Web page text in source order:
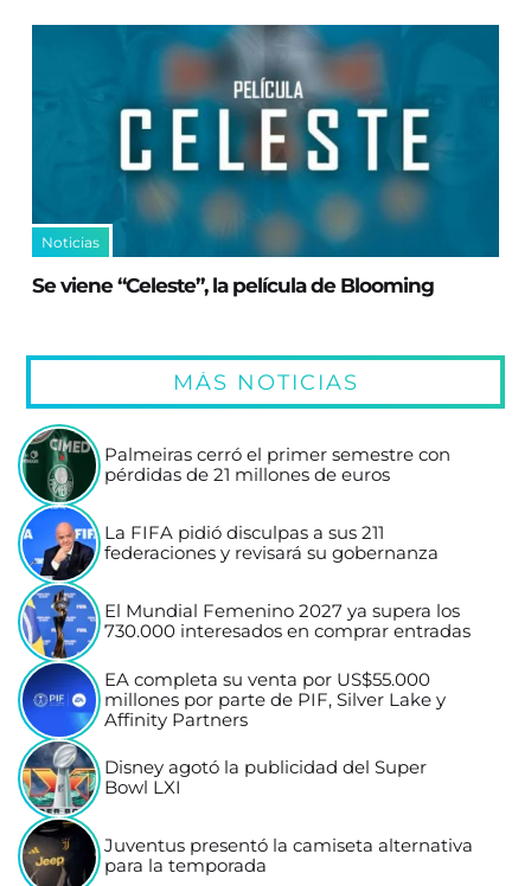
Noticias
Se viene “Celeste”, la película de Blooming
MÁS NOTICIAS
Palmeiras cerró el primer semestre con
pérdidas de 21 millones de euros
La FIFA pidió disculpas a sus 211
federaciones y revisará su gobernanza
El Mundial Femenino 2027 ya supera los
730.000 interesados en comprar entradas
EA completa su venta por US$55.000
millones por parte de PIF, Silver Lake y
Affinity Partners
Disney agotó la publicidad del Super
Bowl LXI
Juventus presentó la camiseta alternativa
para la temporada